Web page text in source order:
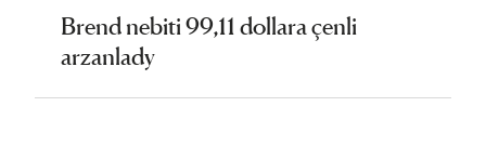
Brend nebiti 99,11 dollara çenli
arzanlady